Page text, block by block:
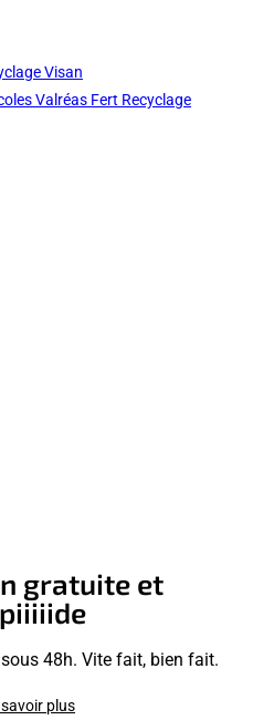
Visan
Valréas Fert Recyclage
gratuite et
48h. Vite fait, bien fait.
savoir plus